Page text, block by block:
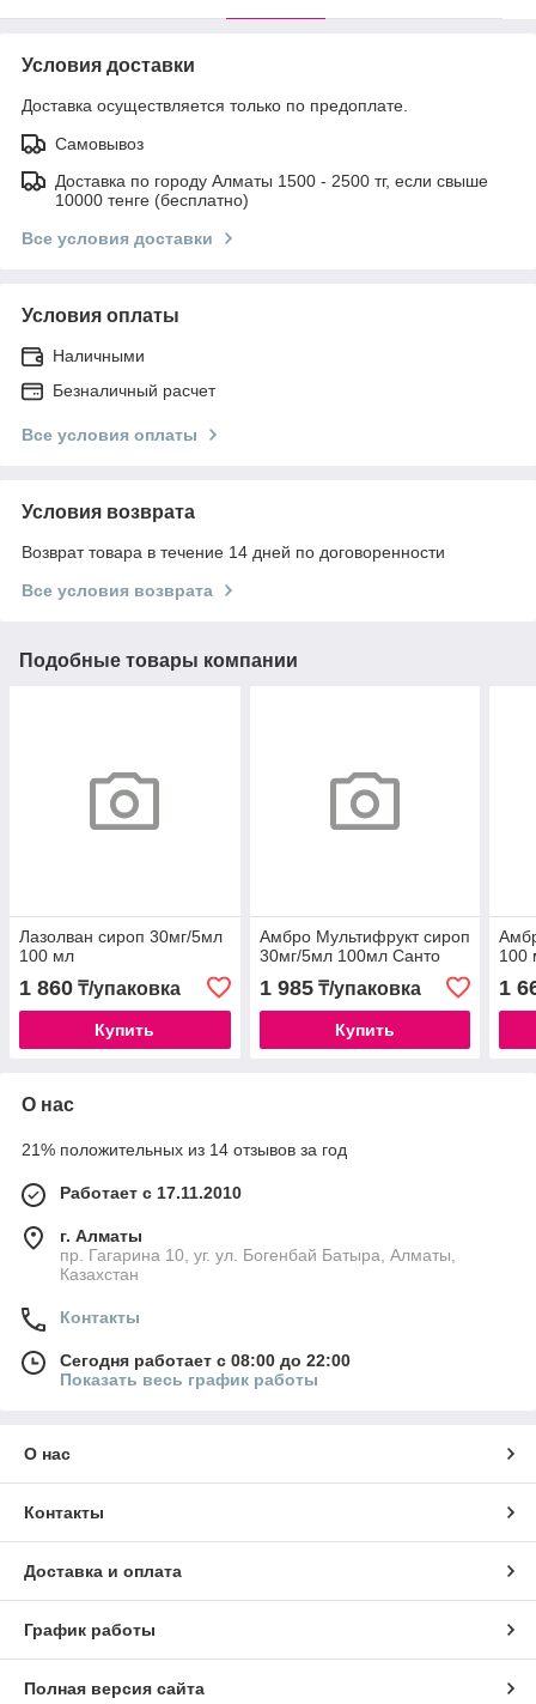
Условия доставки
Доставка осуществляется только по предоплате.
Самовывоз
Доставка по городу Алматы 1500 - 2500 тг, если свыше
10000 тенге (бесплатно)
Все условия доставки
Условия оплаты
Наличными
Безналичный расчет
Все условия оплаты
Условия возврата
Возврат товара в течение 14 дней по договоренности
Все условия возврата
Подобные товары компании
Лазолван сироп 30мг/5мл
100 мл
1 860 ₸/упаковка
Купить
Амбро Мультифрукт сироп
30мг/5мл 100мл Санто
1 985₸/упаковка
Купить
100
1
О нас
21% положительных из 14 отзывов за год
Работает с 17.11.2010
г. Алматы
пр. Гагарина 10, уг. ул. Богенбай Батыра, Алматы,
Казахстан
Контакты
Сегодня работает с 08:00 до 22:00
Показать весь график работы
О нас
Контакты
Доставка и оплата
График работы
Полная версия сайта